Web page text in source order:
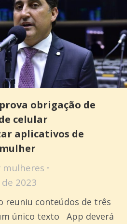
obrigação de
celular
aplicativos de
mulheres
2023
reuniu conteúdos de três
único texto App deverá